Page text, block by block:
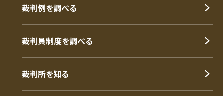
裁判例を調べる
裁判員制度を調べる
裁判所を知る